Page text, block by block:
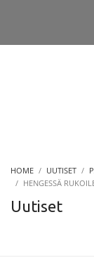
HOME UUTISET
HENGESSÄ
Uutiset